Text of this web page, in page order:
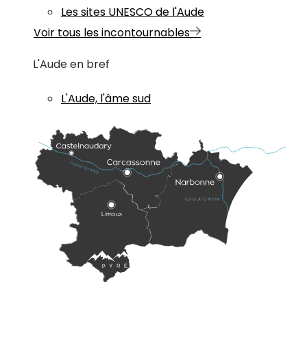
Les sites UNESCO de l'Aude
Voir tous les incontournables
L'Aude en bref
L'Aude, l'âme sud